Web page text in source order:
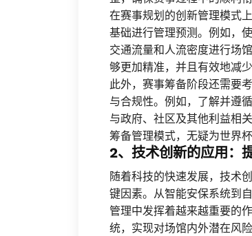
在赛事规划的创新管理模式
基础进行管理预测。例如，
交通流量和人流密度进行场
够更加精准，并且有效地减
此外，赛事筹备阶段还需要
与合规性。例如，了解并遵
与政府、社区及其他利益相
筹备管理模式，无疑为世界
2、技术创新的应用：
随着科技的快速发展，技术
键因素。从智能安保系统到
管理中发挥着越来越重要的
统，实现对场馆内外潜在风